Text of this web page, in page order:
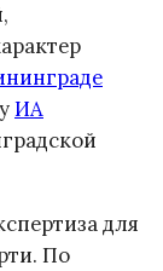
ИА
для
По